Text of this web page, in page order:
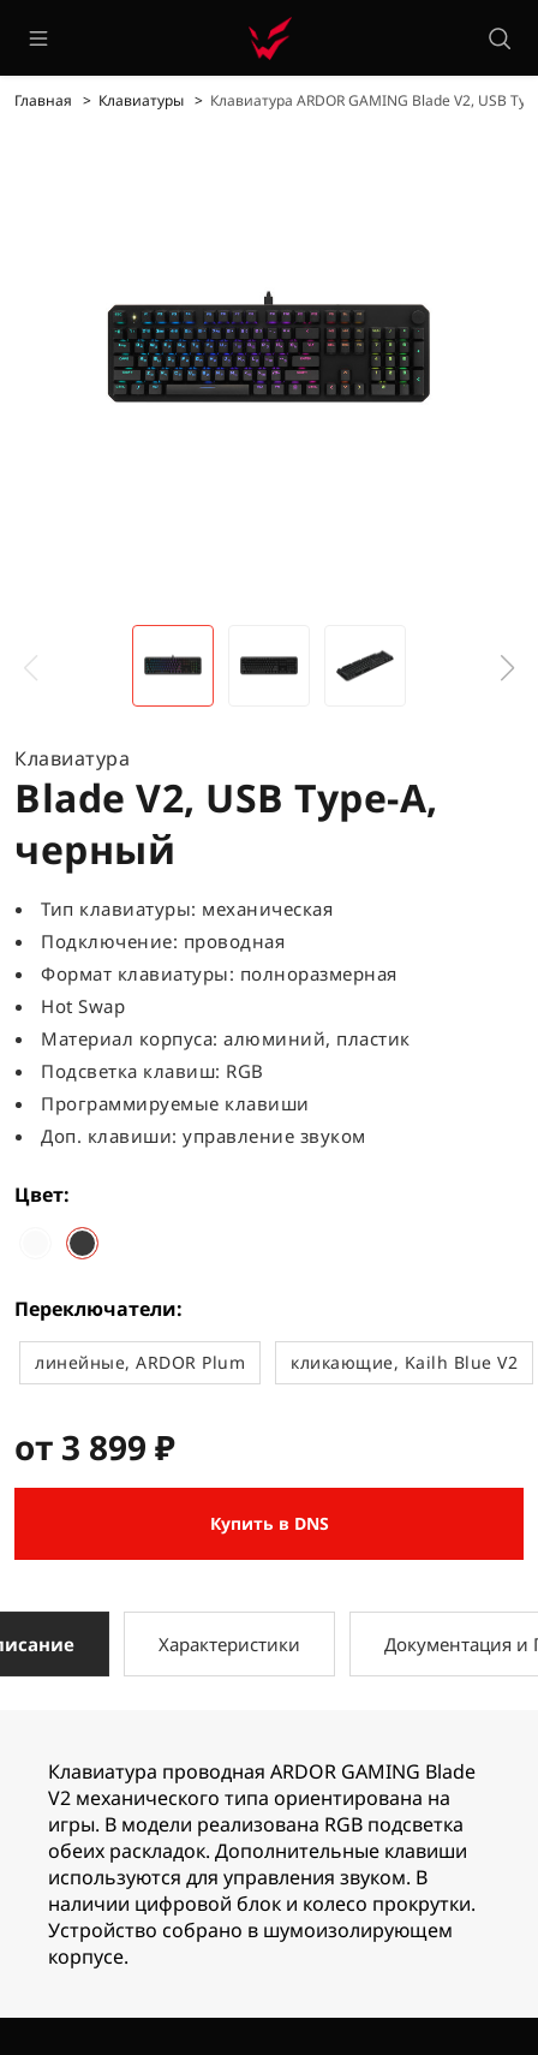
Главная Клавиатуры Клавиатура ARDOR GAMING Blade V2, USB
Клавиатура
Blade V2, USB Type-A,
черный
Тип клавиатуры: механическая
Подключение: проводная
Формат клавиатуры: полноразмерная
Hot Swap
Материал корпуса: алюминий, пластик
Подсветка клавиш: RGB
Программируемые клавиши
Доп. клавиши: управление звуком
Цвет
Переключатели
линейные, ARDOR Plum кликающие, Kailh Blue V2
от 3 899 ₽
Купить в DNS
Характеристики Документация и
Клавиатура проводная ARDOR GAMING Blade
V2 механического типа ориентирована на
игры. В модели реализована RGB подсветка
обеих раскладок. Дополнительные клавиши
используются для управления звуком. В
наличии цифровой блок и колесо прокрутки.
Устройство собрано в шумоизолирующем
корпусе.